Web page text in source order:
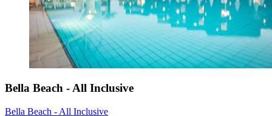
Bella Beach - All Inclusive
Bella Beach - All Inclusive